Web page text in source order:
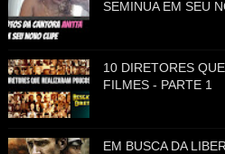
SEMINUA EM SEU
10 DIRETORES
FILMES - PARTE 1
EM BUSCA DA